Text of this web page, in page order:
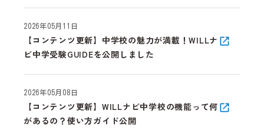
【コンテンツ更新】中学校の魅力が満載！WILLナ
ビ中学受験GUIDEを公開しました
2026年05月11日
【コンテンツ更新】WILLナビ中学校の機能って何
があるの？使い方ガイド公開
2026年05月08日